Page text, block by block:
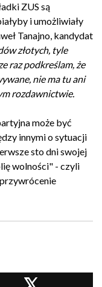
ZUS są
i umożliwiały
Tanajno, kandydat
złotych, tyle
raz podkreślam, że
nie ma tu ani
rozdawnictwie.
może być
innymi o sytuacji
sto dni swojej
wolności" - czyli